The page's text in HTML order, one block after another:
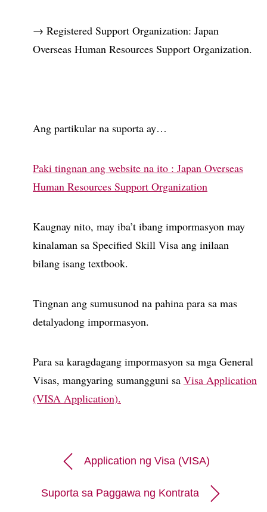
→ Registered Support Organization: Japan
Overseas Human Resources Support Organization.
Ang partikular na suporta ay…
Paki tingnan ang website na ito : Japan Overseas
Human Resources Support Organization
Kaugnay nito, may iba’t ibang impormasyon may
kinalaman sa Specified Skill Visa ang inilaan
bilang isang textbook.
Tingnan ang sumusunod na pahina para sa mas
detalyadong impormasyon.
Para sa karagdagang impormasyon sa mga General
Visas, mangyaring sumangguni sa Visa Application
(VISA Application).
Application ng Visa (VISA)
Suporta sa Paggawa ng Kontrata